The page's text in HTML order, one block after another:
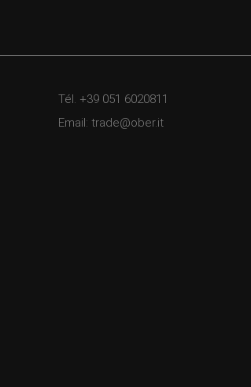
Tél. +39 051 6020811
Email: trade@ober.it